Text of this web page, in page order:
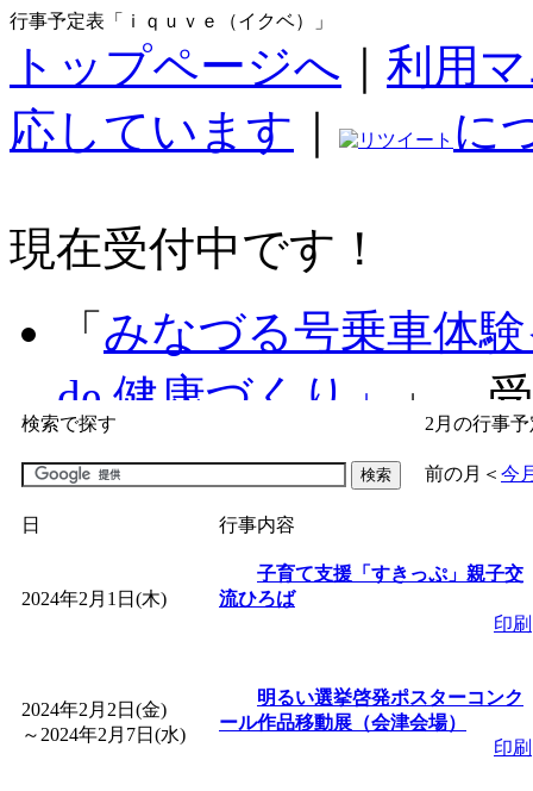
行事予定表「ｉｑｕｖｅ（イクベ）」
トップページへ
利用
応しています
に
現在受付中です！
「 みなづる号乗車体
de 健康づくり」
」 受
「子育て交流広場「
間：2026/07/09～
「皆鶴姫のこびる塾
「子育て講座「ばん
検索で探す 2月の行事
前の月 ＜ 今
日 行事内容
2024年2月1日(木)
子育て支援「すきっぷ」親子交
流ひろば
印刷
2024年2月2日(金)
～ 2024年2月7日(水)
明るい選挙啓発ポスターコンク
ール作品移動展（会津会場）
印刷